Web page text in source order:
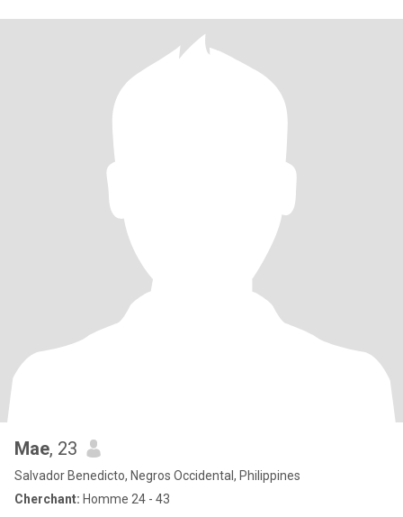
Mae, 23
Salvador Benedicto, Negros Occidental, Philippines
Cherchant: Homme 24 - 43